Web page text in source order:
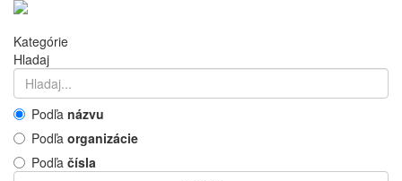
Kategórie
Hladaj
Podľa názvu
Podľa organizácie
Podľa čísla